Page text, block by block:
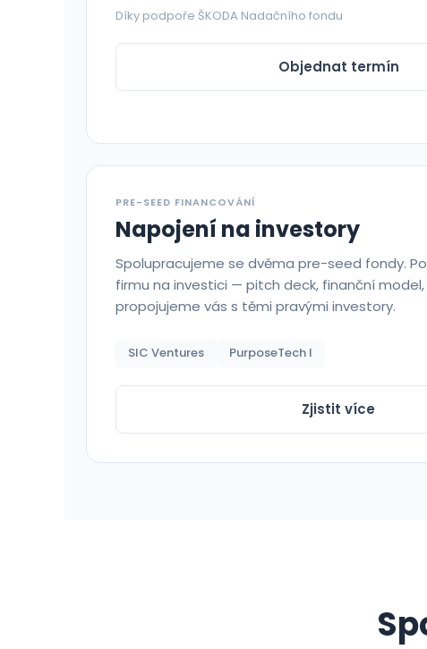
Díky podpoře ŠKODA Nadačního fondu
Objednat termín
PRE-SEED FINANCOVÁNÍ
Napojení na investory
Spolupracujeme se dvěma pre-seed fondy.
firmu na investici — pitch deck, finanční
propojujeme vás s těmi pravými investory.
SIC Ventures PurposeTech I
Zjistit více